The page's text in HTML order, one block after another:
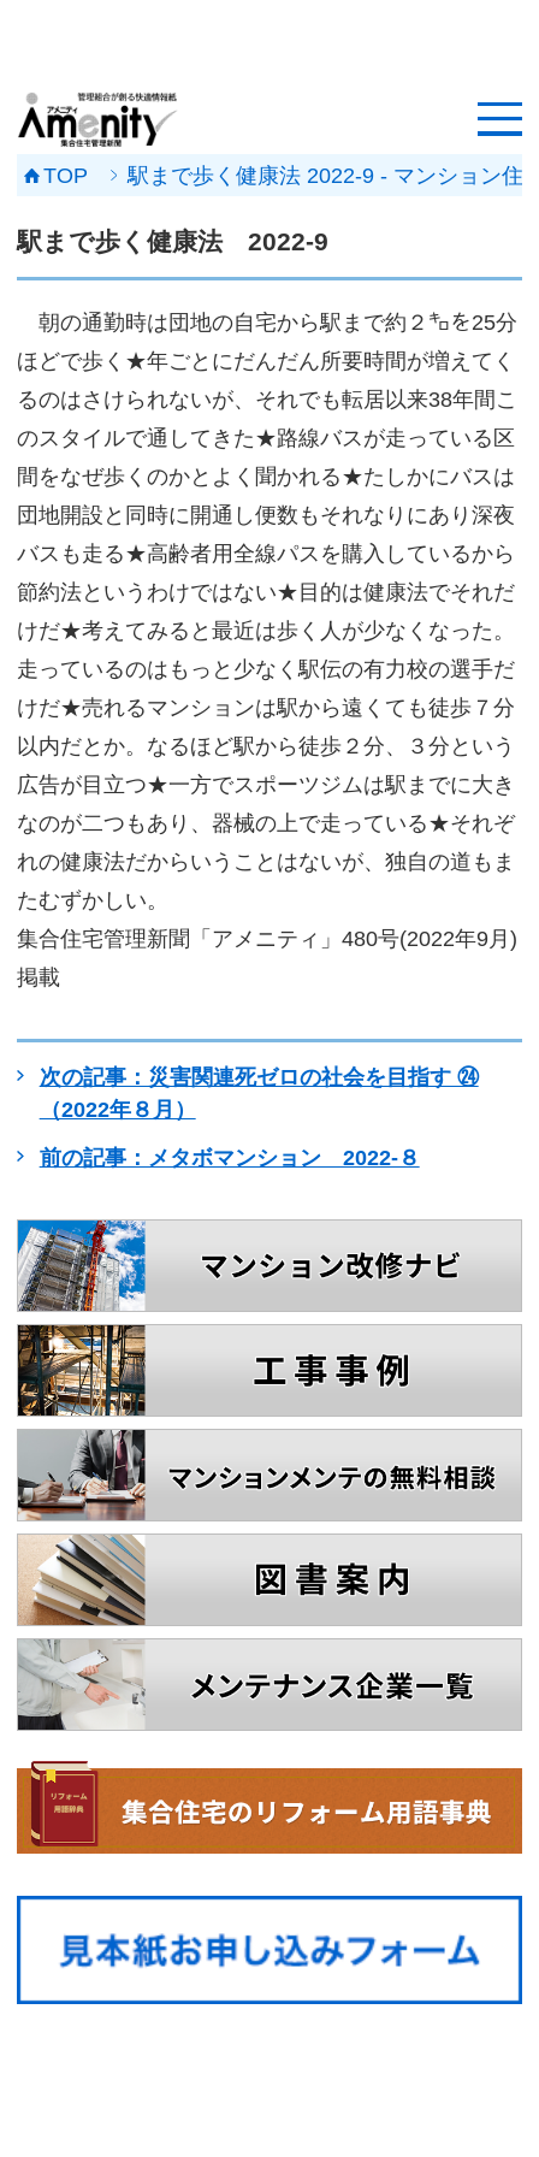
記事一覧
工事事例
メンテナンス会社
マンションメンテの無料相談
媒体資料
会社概要
サイトマップ
TOP 駅まで歩く健康法 2022-9 - マンション住
駅まで歩く健康法 2022-9
朝の通勤時は団地の自宅から駅まで約２㌔を25分
ほどで歩く★年ごとにだんだん所要時間が増えてく
るのはさけられないが、それでも転居以来38年間こ
のスタイルで通してきた★路線バスが走っている区
間をなぜ歩くのかとよく聞かれる★たしかにバスは
団地開設と同時に開通し便数もそれなりにあり深夜
バスも走る★高齢者用全線パスを購入しているから
節約法というわけではない★目的は健康法でそれだ
けだ★考えてみると最近は歩く人が少なくなった。
走っているのはもっと少なく駅伝の有力校の選手だ
けだ★売れるマンションは駅から遠くても徒歩７分
以内だとか。なるほど駅から徒歩２分、３分という
広告が目立つ★一方でスポーツジムは駅までに大き
なのが二つもあり、器械の上で走っている★それぞ
れの健康法だからいうことはないが、独自の道もま
たむずかしい。
集合住宅管理新聞「アメニティ」480号(2022年9月)
掲載
次の記事：災害関連死ゼロの社会を目指す ㉔
（2022年８月）
前の記事：メタボマンション 2022-８